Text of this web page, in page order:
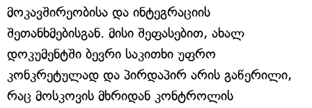
მოკავშირეობისა და ინტეგრაციის
შეთანხმებისგან. მისი შეფასებით, ახალ
დოკუმენტში ბევრი საკითხი უფრო
კონკრეტულად და პირდაპირ არის გაწერილი,
რაც მოსკოვის მხრიდან კონტროლის